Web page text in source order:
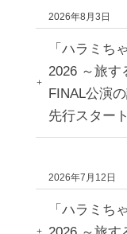
2026年8月3日
「ハラミち
2026 ～旅す
FINAL公演
先行スター
2026年7月12日
「ハラミち